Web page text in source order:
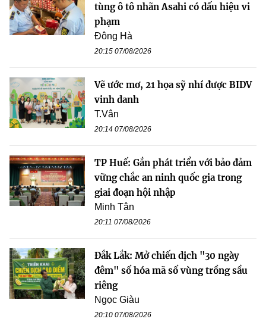
tùng ô tô nhãn Asahi có dấu hiệu vi
phạm
Đông Hà
20:15 07/08/2026
Vẽ ước mơ, 21 họa sỹ nhí được BIDV
vinh danh
T.Vân
20:14 07/08/2026
TP Huế: Gắn phát triển với bảo đảm
vững chắc an ninh quốc gia trong
giai đoạn hội nhập
Minh Tân
20:11 07/08/2026
Đắk Lắk: Mở chiến dịch "30 ngày
đêm" số hóa mã số vùng trồng sầu
riêng
Ngọc Giàu
20:10 07/08/2026